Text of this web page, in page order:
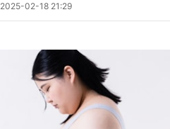
2025-02-18 21:29